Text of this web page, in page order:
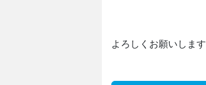
よろしくお願いします